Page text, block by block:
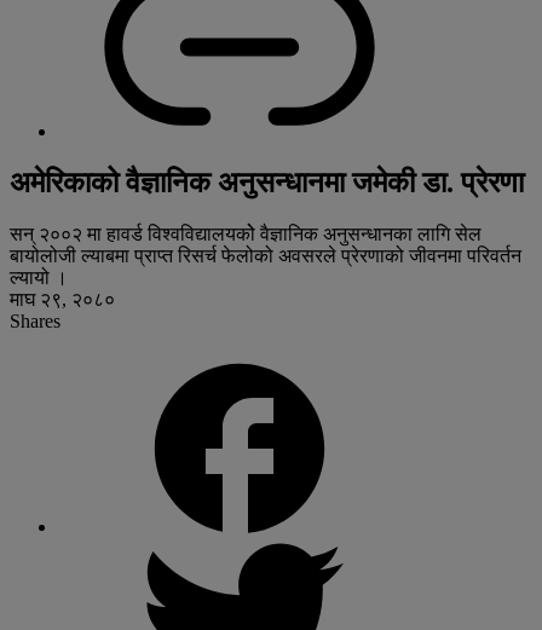
अमेरिकाको वैज्ञानिक अनुसन्धानमा जमेकी डा. प्रेरणा
सन् २००२ मा हावर्ड विश्वविद्यालयकोे वैज्ञानिक अनुसन्धानका लागि सेल
बायोलोजी ल्याबमा प्राप्त रिसर्च फेलोको अवसरले प्रेरणाको जीवनमा परिवर्तन
ल्यायो ।
माघ २९, २०८०
Shares